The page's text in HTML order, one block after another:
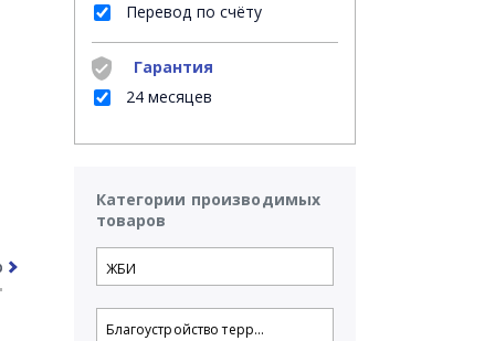
Часто задаваемые вопросы
Перевод по счёту
Гарантия
24 месяцев
Категории производимых
товаров
ЖБИ
Благоустройство терр...